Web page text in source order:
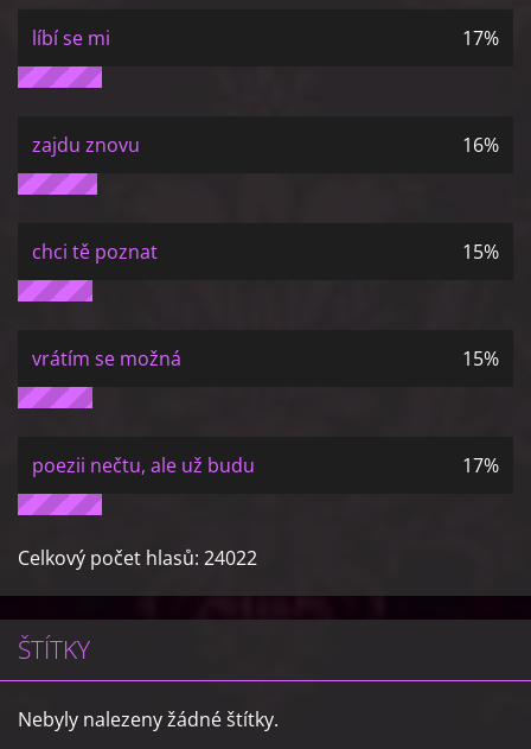
líbí se mi 17%
zajdu znovu 16%
chci tě poznat 15%
vrátím se možná 15%
poezii nečtu, ale už budu 17%
Celkový počet hlasů: 24022
ŠTÍTKY
Nebyly nalezeny žádné štítky.